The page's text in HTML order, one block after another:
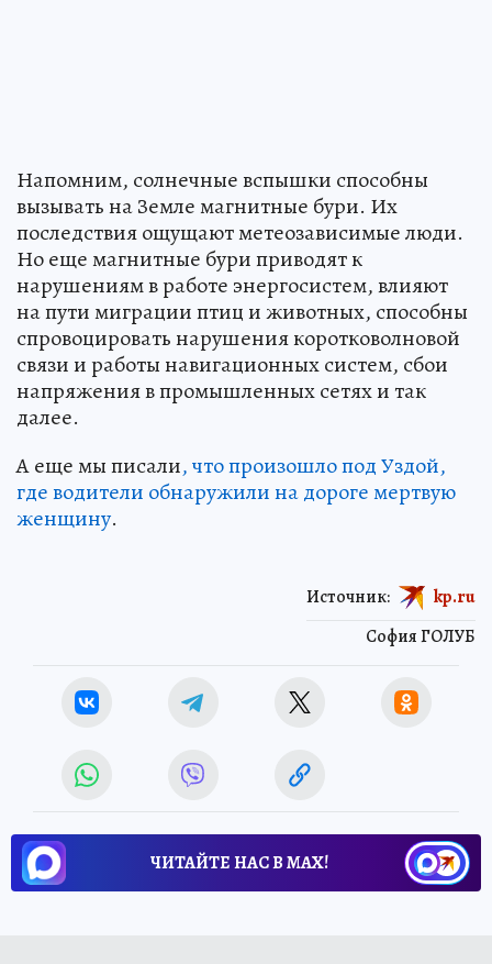
Напомним, солнечные вспышки способны
вызывать на Земле магнитные бури. Их
последствия ощущают метеозависимые люди.
Но еще магнитные бури приводят к
нарушениям в работе энергосистем, влияют
на пути миграции птиц и животных, способны
спровоцировать нарушения коротковолновой
связи и работы навигационных систем, сбои
напряжения в промышленных сетях и так
далее.
А еще мы писали, что произошло под Уздой,
где водители обнаружили на дороге мертвую
женщину.
София ГОЛУБ
Источник: kp.ru
ЧИТАЙТЕ НАС В МАХ!